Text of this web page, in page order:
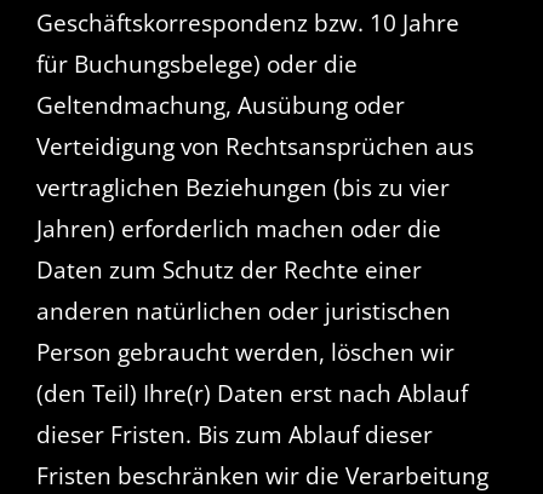
Geschäftskorrespondenz bzw. 10 Jahre
für Buchungsbelege) oder die
Geltendmachung, Ausübung oder
Verteidigung von Rechtsansprüchen aus
vertraglichen Beziehungen (bis zu vier
Jahren) erforderlich machen oder die
Daten zum Schutz der Rechte einer
anderen natürlichen oder juristischen
Person gebraucht werden, löschen wir
(den Teil) Ihre(r) Daten erst nach Ablauf
dieser Fristen. Bis zum Ablauf dieser
Fristen beschränken wir die Verarbeitung